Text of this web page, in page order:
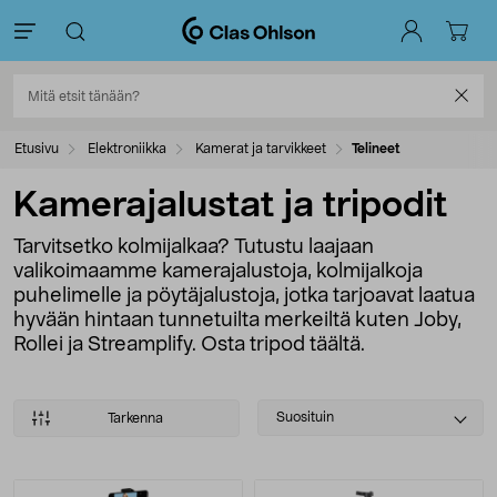
Etusivu Elektroniikka Kamerat ja tarvikkeet Telineet
Kamerajalustat ja tripodit
Tarvitsetko kolmijalkaa? Tutustu laajaan
valikoimaamme kamerajalustoja, kolmijalkoja
puhelimelle ja pöytäjalustoja, jotka tarjoavat laatua
hyvään hintaan tunnetuilta merkeiltä kuten Joby,
Rollei ja Streamplify. Osta tripod täältä.
Tarkenna
Select
Suosituin